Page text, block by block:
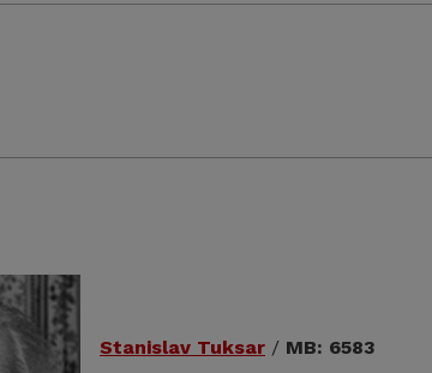
Stanislav Tuksar / MB: 6583